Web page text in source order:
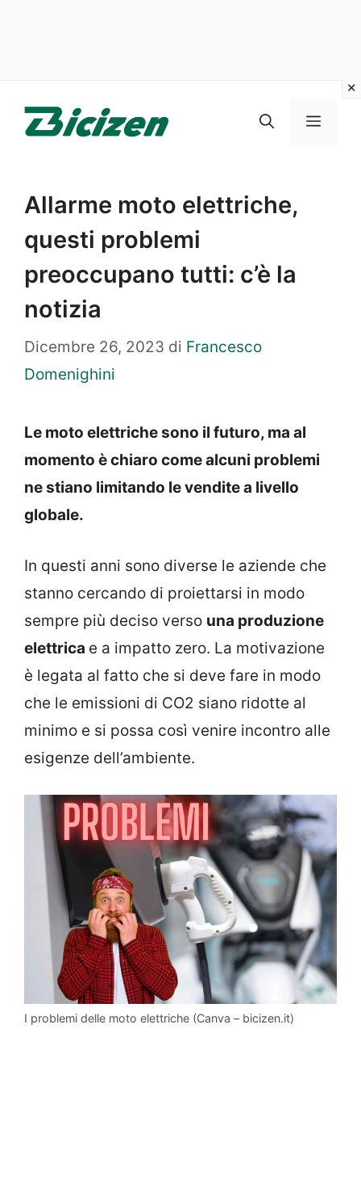
Menu
Allarme moto elettriche,
questi problemi
preoccupano tutti: c’è la
notizia
Dicembre 26, 2023 di Francesco
Domenighini
Le moto elettriche sono il futuro, ma al
momento è chiaro come alcuni problemi
ne stiano limitando le vendite a livello
globale.
In questi anni sono diverse le aziende che
stanno cercando di proiettarsi in modo
sempre più deciso verso una produzione
elettrica e a impatto zero. La motivazione
è legata al fatto che si deve fare in modo
che le emissioni di CO2 siano ridotte al
minimo e si possa così venire incontro alle
esigenze dell’ambiente.
I problemi delle moto elettriche (Canva – bicizen.it)